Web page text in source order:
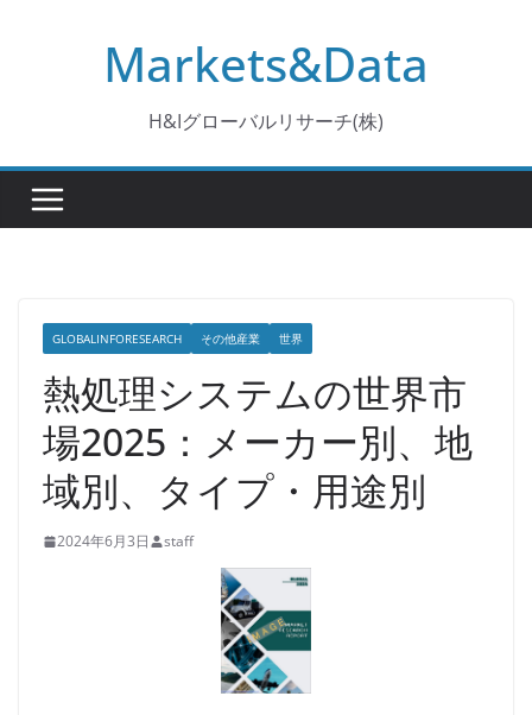
Markets&Data
H&Iグローバルリサーチ(株)
GLOBALINFORESEARCH その他産業 世界
熱処理システムの世界市
場2025：メーカー別、地
域別、タイプ・用途別
2024年6月3日 staff